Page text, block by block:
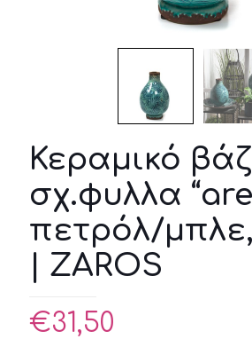
Κεραμικό
σχ.φυλλα
πετρόλ/
| ZAROS
€31,50